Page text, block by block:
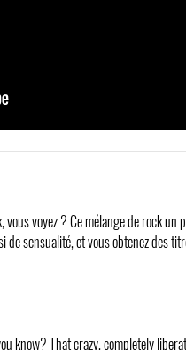
voyez ? Ce mélange de rock un
sensualité, et vous obtenez des
know? That crazy, completely